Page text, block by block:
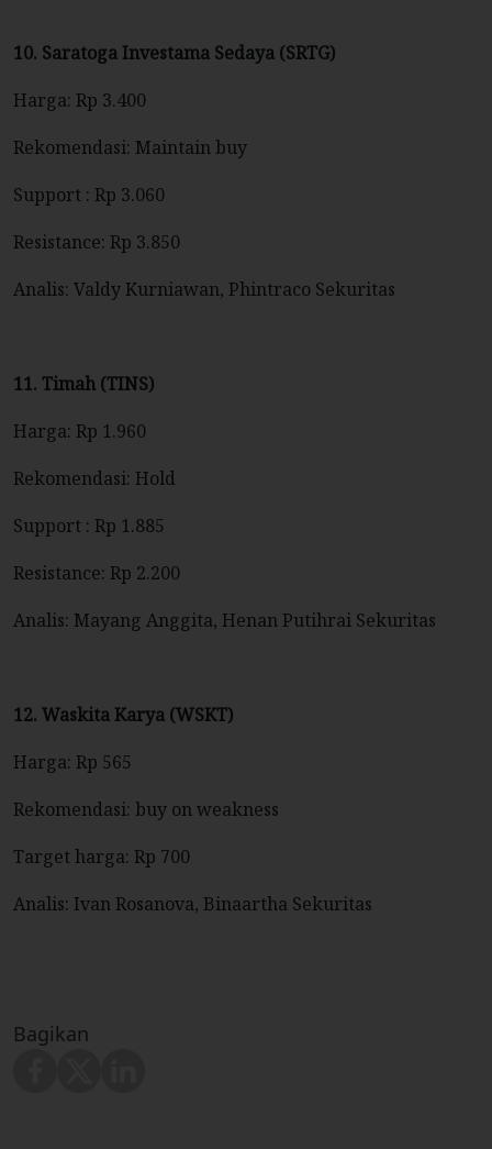
10. Saratoga Investama Sedaya (SRTG)
Harga: Rp 3.400
Rekomendasi: Maintain buy
Support : Rp 3.060
Resistance: Rp 3.850
Analis: Valdy Kurniawan, Phintraco Sekuritas
11. Timah (TINS)
Harga: Rp 1.960
Rekomendasi: Hold
Support : Rp 1.885
Resistance: Rp 2.200
Analis: Mayang Anggita, Henan Putihrai Sekuritas
12. Waskita Karya (WSKT)
Harga: Rp 565
Rekomendasi: buy on weakness
Target harga: Rp 700
Analis: Ivan Rosanova, Binaartha Sekuritas
Bagikan